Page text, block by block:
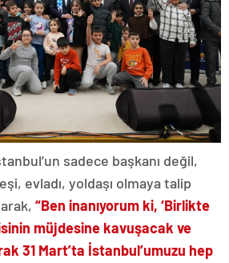
sadece başkanı değil,
evladı, yoldaşı olmaya talip
“Ben inanıyorum ki, ‘Birlikte
müjdesine kavuşacak ve
31 Mart’ta İstanbul’umuzu hep